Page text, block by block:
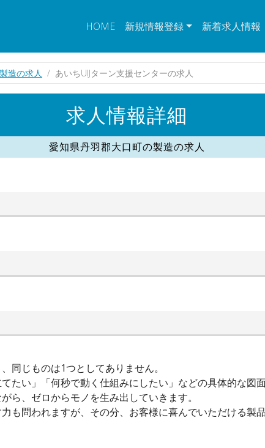
HOME 新規情報登録 新着求人情報
造の求人 あいちUIJターン支援センターの求人
求人情報詳細
愛知県丹羽郡大口町の製造の求人
同じものは1つとしてありません。
たい」「何秒で動く仕組みにしたい」などの具体的な図
ら、ゼロからモノを生み出していきます。
も問われますが、その分、お客様に喜んでいただける製